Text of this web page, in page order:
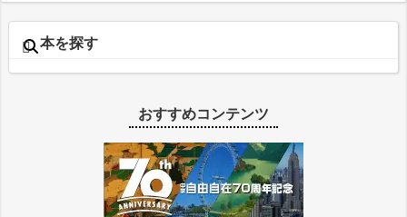
本を探す
おすすめコンテンツ